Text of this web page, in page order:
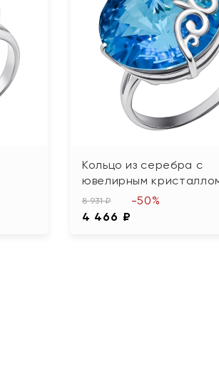
Кольцо из серебра с
ювелирным
8 931 ₽
4 466 ₽
-50%